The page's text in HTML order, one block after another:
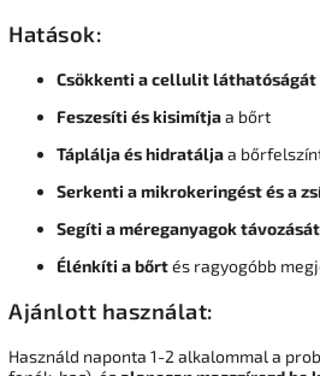
Hatások:
Csökkenti a cellulit láthatóságát
Feszesíti és kisimítjaa bőrt
Táplálja és hidratáljaa
Serkenti a mikrokeringést és a
Segíti a méreganyagok távozását
Élénkíti a bőrtés ragyogóbb
Ajánlott használat:
Használd naponta 1-2 alkalommal a